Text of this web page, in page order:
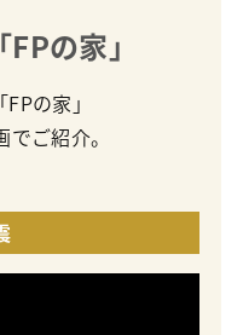
の家」
の家」
ご紹介。